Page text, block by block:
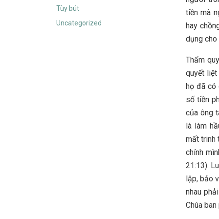
tiền mà
hay
dụng cho
Thẩm
quyết liệt
họ đã có
số tiền
của ông
là làm
mất trinh
chính
21:13).
lập, bảo
nhau
Chúa
Tùy bút
Uncategorized